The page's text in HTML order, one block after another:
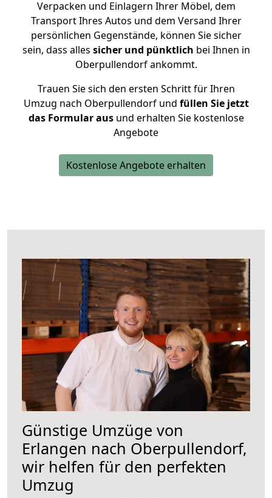
Verpacken und Einlagern Ihrer Möbel, dem
Transport Ihres Autos und dem Versand Ihrer
persönlichen Gegenstände, können Sie sicher
sein, dass alles sicher und pünktlich bei Ihnen in
Oberpullendorf ankommt.
Trauen Sie sich den ersten Schritt für Ihren
Umzug nach Oberpullendorf und füllen Sie jetzt
das Formular ausund erhalten Sie kostenlose
Angebote
Kostenlose Angebote erhalten
Günstige Umzüge von
Erlangen nach Oberpullendorf,
wir helfen für den perfekten
Umzug